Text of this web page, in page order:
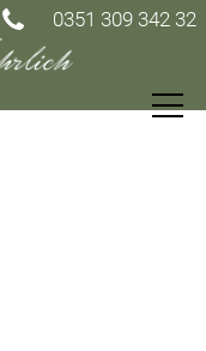
0351 309 342 32